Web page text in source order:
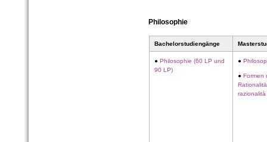
Philosophie
Bachelorstudiengänge
●Philosophie (60 LP und
90 LP)
●
●Formen